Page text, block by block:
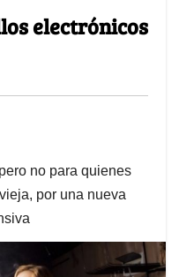
electrónicos
no para quienes
por una nueva